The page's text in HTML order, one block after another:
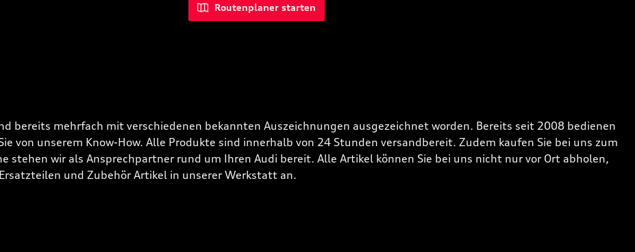
Routenplaner starten
bereits mehrfach mit verschiedenen bekannten Auszeichnungen ausgezeichnet worden. Bereits seit 2008 bedienen
von unserem Know-How. Alle Produkte sind innerhalb von 24 Stunden versandbereit. Zudem kaufen Sie bei uns zum
stehen wir als Ansprechpartner rund um Ihren Audi bereit. Alle Artikel können Sie bei uns nicht nur vor Ort abholen,
und Zubehör Artikel in unserer Werkstatt an.